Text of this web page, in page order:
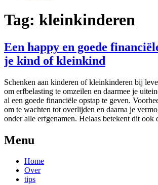
Tag: kleinkinderen
Een happy en goede
je kind of kleinkind
Schenken aan kinderen of kleinkinderen bij
om erfbelasting te omzeilen en daarmee je
al een goede financiële opstap te geven.
om te wachten tot overlijden en daarna je
onder alle erfgenamen. Helaas betekent dit
Menu
Home
Over
tips